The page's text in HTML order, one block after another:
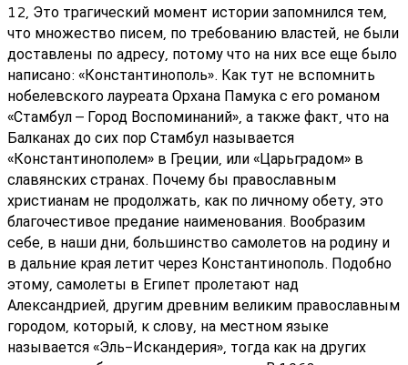
12, Это трагический момент истории запомнился тем,
что множество писем, по требованию властей, не были
доставлены по адресу, потому что на них все еще было
написано: «Константинополь». Как тут не вспомнить
нобелевского лауреата Орхана Памука с его романом
«Стамбул – Город Воспоминаний», а также факт, что на
Балканах до сих пор Стамбул называется
«Константинополем» в Греции, или «Царьградом» в
славянских странах. Почему бы православным
христианам не продолжать, как по личному обету, это
благочестивое предание наименования. Вообразим
себе, в наши дни, большинство самолетов на родину и
в дальние края летит через Константинополь. Подобно
этому, самолеты в Египет пролетают над
Александрией, другим древним великим православным
городом, который, к слову, на местном языке
называется «Эль-Искандерия», тогда как на других